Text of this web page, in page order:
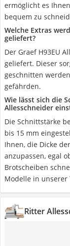
ermöglicht es
bequem zu
Welche Extras
geliefert?
Der Graef H93EU
geliefert. Dieser
geschnitten
gefährden.
Wie lässt sich die
Allesschneider
Die Schnittstärke
bis 15 mm
Ihnen, die Dicke
anzupassen, egal
Brotscheiben
Modelle in unserer
Ritter